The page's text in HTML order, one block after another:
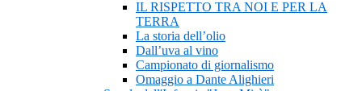
IL RISPETTO TRA NOI E PER LA
TERRA
La storia dell’olio
Dall’uva al vino
Campionato di giornalismo
Omaggio a Dante Alighieri